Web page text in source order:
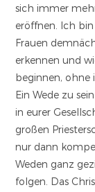
sich immer
eröffnen. Ich
Frauen
erkennen und
beginnen, ohne
Ein Wede zu
in eurer
großen
nur dann
Weden ganz
folgen. Das